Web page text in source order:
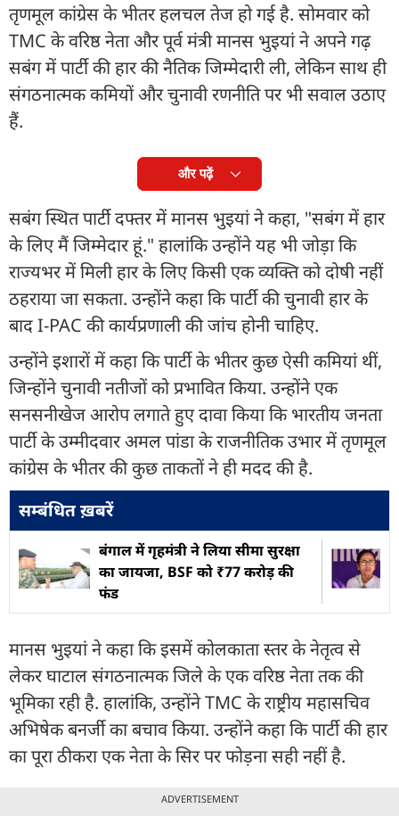
तृणमूल कांग्रेस के भीतर हलचल तेज हो गई है. सोमवार को
TMC के वरिष्ठ नेता और पूर्व मंत्री मानस भुइयां ने अपने गढ़
सबंग में पार्टी की हार की नैतिक जिम्मेदारी ली, लेकिन साथ ही
संगठनात्मक कमियों और चुनावी रणनीति पर भी सवाल उठाए
हैं.
और पढ़ें
सबंग स्थित पार्टी दफ्तर में मानस भुइयां ने कहा, "सबंग में हार
के लिए मैं जिम्मेदार हूं." हालांकि उन्होंने यह भी जोड़ा कि
राज्यभर में मिली हार के लिए किसी एक व्यक्ति को दोषी नहीं
ठहराया जा सकता. उन्होंने कहा कि पार्टी की चुनावी हार के
बाद I-PAC की कार्यप्रणाली की जांच होनी चाहिए.
उन्होंने इशारों में कहा कि पार्टी के भीतर कुछ ऐसी कमियां थीं,
जिन्होंने चुनावी नतीजों को प्रभावित किया. उन्होंने एक
सनसनीखेज आरोप लगाते हुए दावा किया कि भारतीय जनता
पार्टी के उम्मीदवार अमल पांडा के राजनीतिक उभार में तृणमूल
कांग्रेस के भीतर की कुछ ताकतों ने ही मदद की है.
सम्बंधित ख़बरें
बंगाल में गृहमंत्री ने लिया सीमा सुरक्षा
का जायजा, BSF को ₹77 करोड़ की
फंड
मानस भुइयां ने कहा कि इसमें कोलकाता स्तर के नेतृत्व से
लेकर घाटाल संगठनात्मक जिले के एक वरिष्ठ नेता तक की
भूमिका रही है. हालांकि, उन्होंने TMC के राष्ट्रीय महासचिव
अभिषेक बनर्जी का बचाव किया. उन्होंने कहा कि पार्टी की हार
का पूरा ठीकरा एक नेता के सिर पर फोड़ना सही नहीं है.
ADVERTISEMENT